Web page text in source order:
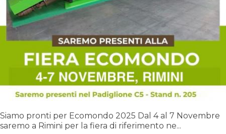
Siamo pronti per Ecomondo 2025 Dal 4 al 7 Novembre
saremo a Rimini per la fiera di riferimento ne...